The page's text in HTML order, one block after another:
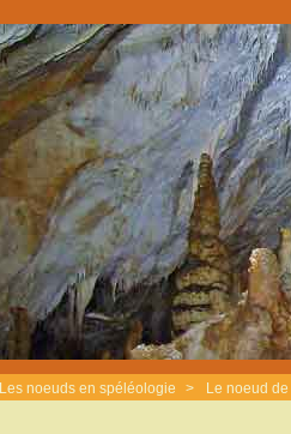
Les noeuds en spéléologie > Le noeud